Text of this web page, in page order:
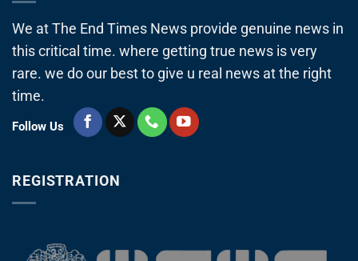
We at The End Times News provide genuine news in
this critical time. where getting true news is very
rare. we do our best to give u real news at the right
time.
Follow Us
REGISTRATION